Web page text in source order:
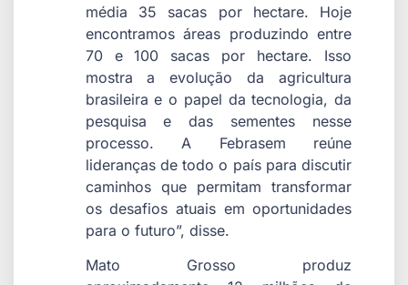
média 35 sacas por hectare. Hoje
encontramos áreas produzindo entre
70 e 100 sacas por hectare. Isso
mostra a evolução da agricultura
brasileira e o papel da tecnologia, da
pesquisa e das sementes nesse
processo. A Febrasem reúne
lideranças de todo o país para discutir
caminhos que permitam transformar
os desafios atuais em oportunidades
para o futuro”, disse.
Mato Grosso produz